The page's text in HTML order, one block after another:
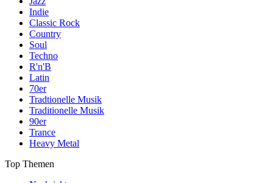
Indie
Classic Rock
Country
Soul
Techno
R'n'B
Latin
70er
Tradtionelle Musik
Traditionelle Musik
90er
Trance
Heavy Metal
Top Themen